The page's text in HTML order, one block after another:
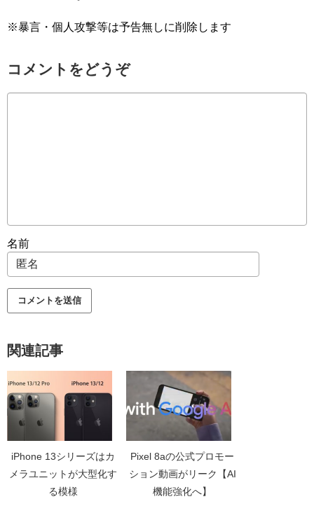
※暴言・個人攻撃等は予告無しに削除します
コメントをどうぞ
名前
関連記事
iPhone 13シリーズはカ
メラユニットが大型化す
る模様
Pixel 8aの公式プロモー
ション動画がリーク【AI
機能強化へ】